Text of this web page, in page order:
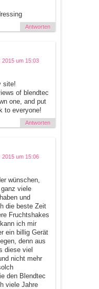
Antworten
2015 um 15:03
site!
of blendtec
one, and put
to everyone!
Antworten
2015 um 15:06
wünschen,
viele
und
die beste Zeit
Fruchtshakes
ich mir
ein billig Gerät
denn aus
diese viel
nicht mehr
den Blendtec
viele Jahre